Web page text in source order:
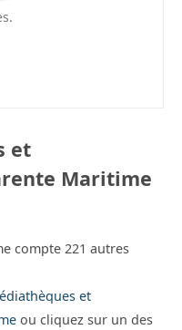
et
Maritime
compte 221 autres
et
ou cliquez sur un des